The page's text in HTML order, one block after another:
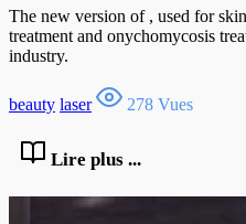
The new version of , used for
treatment and onychomycosis
industry.
beauty laser 278 Vues
Lire plus ...